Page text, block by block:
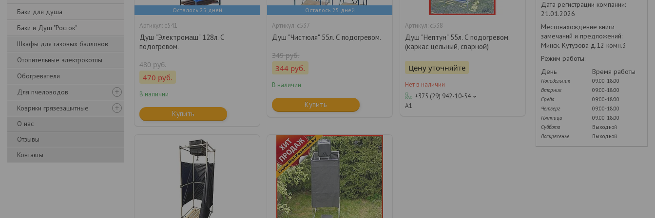
Баки для душа
Баки и Душ "Росток"
Шкафы для газовых баллонов
Отопительные электрокотлы
Обогреватели
Для пчеловодов
Коврики грязезащитные
О нас
Отзывы
Контакты
Осталось 25 дней
с541
Душ "Электромаш" 128л. С
подогревом.
480руб.
470 руб.
В наличии
Купить
Осталось 25 дней
с537
Душ "Чистюля" 55л. С подогревом.
349руб.
344 руб.
В наличии
Купить
с538
Душ "Нептун" 55л. С подогревом.
(каркас цельный, сварной)
Цену уточняйте
Нет в наличии
+375 (29) 942-10-54
А1
Дата регистрации компании:
21.01.2026
Местонахождение книги
замечаний и предложений:
Минск. Кутузова д.12 комн.3
Режим работы:
День
Время работы
Понедельник
09:00-18:00
Вторник
09:00-18:00
Среда
09:00-18:00
Четверг
09:00-18:00
Пятница
09:00-18:00
Суббота
Выходной
Воскресенье
Выходной